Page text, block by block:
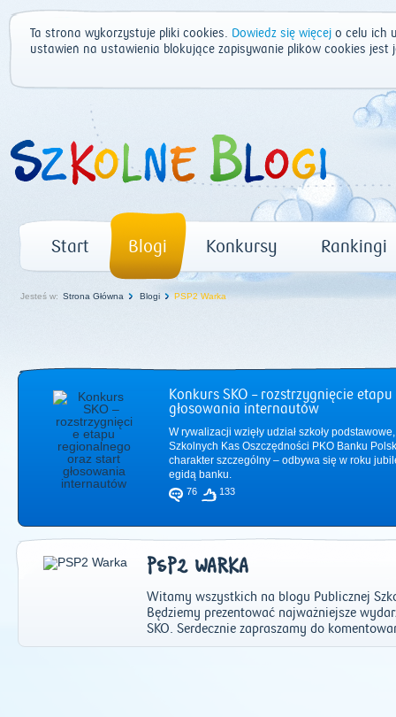
Ta strona wykorzystuje pliki cookies. Dowiedz się więcej o celu ich
ustawień na ustawienia blokujące zapisywanie plików cookies
Start Blogi Konkursy Rankingi
Jesteś w: Strona Główna Blogi PSP2 Warka
Konkurs SKO – rozstrzygnięcie
głosowania internautów
W rywalizacji wzięły udział szkoły
Szkolnych Kas Oszczędności PKO Banku
charakter szczególny – odbywa się w roku
egidą banku.
76 133
PSP2 WARKA
Witamy wszystkich na blogu Publicznej
Będziemy prezentować najważniejsze
SKO. Serdecznie zapraszamy do